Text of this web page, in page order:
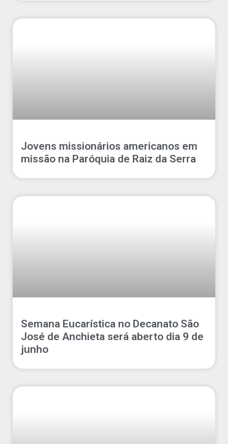
Jovens missionários americanos em
missão na Paróquia de Raiz da Serra
Semana Eucarística no Decanato São
José de Anchieta será aberto dia 9 de
junho